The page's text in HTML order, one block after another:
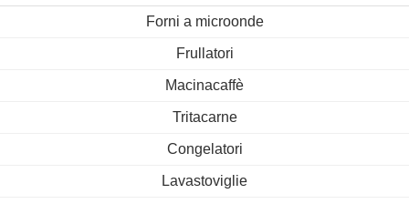
Forni a microonde
Frullatori
Macinacaffè
Tritacarne
Congelatori
Lavastoviglie